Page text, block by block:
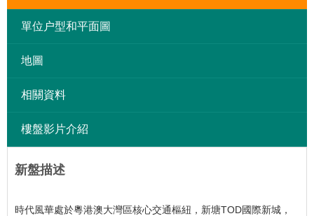
單位户型和平面圖
地圖
相關資料
樓盤影片介紹
新盤描述
時代風華處於粵港澳大灣區核心交通樞紐，新塘TOD國際新城，